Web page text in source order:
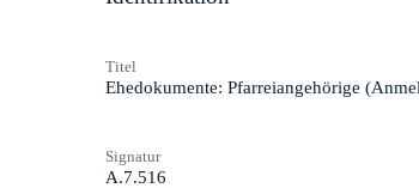
Titel
Ehedokumente: Pfarreiangehörige
Signatur
A.7.516